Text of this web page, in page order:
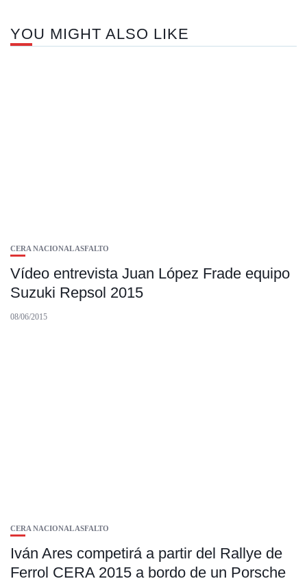
YOU MIGHT ALSO LIKE
CERA NACIONAL ASFALTO
Vídeo entrevista Juan López Frade equipo
Suzuki Repsol 2015
08/06/2015
CERA NACIONAL ASFALTO
Iván Ares competirá a partir del Rallye de
Ferrol CERA 2015 a bordo de un Porsche